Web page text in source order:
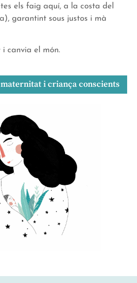
els faig aquí, a la costa del
garantint sous justos i mà
i canvia el món.
i criança conscients